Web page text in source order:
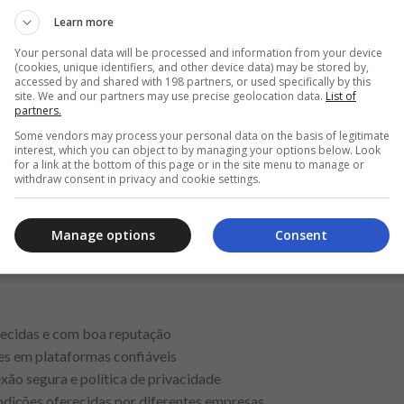
de empréstimo online, o usuário geralmente precisa fornecer
verificar se a instituição adota práticas adequadas de
como as informações são coletadas, armazenadas e
e apresentam mecanismos de verificação de
com a privacidade do cliente. Garantir que as informações
transações financeiras com tranquilidade no ambiente digital.
online
principais etapas envolvidas na solicitação de um empréstimo
ajuda o consumidor a tomar decisões mais informadas
e com boa reputação
em plataformas confiáveis
segura e política de privacidade
Learn more
Your personal data will be processed and information from your device
(cookies, unique identifiers, and other device data) may be stored by,
accessed by and shared with 198 partners, or used specifically by this
site. We and our partners may use precise geolocation data. List of
partners.
Some vendors may process your personal data on the basis of legitimate
interest, which you can object to by managing your options below. Look
for a link at the bottom of this page or in the site menu to manage or
withdraw consent in privacy and cookie settings.
Consent
Manage options